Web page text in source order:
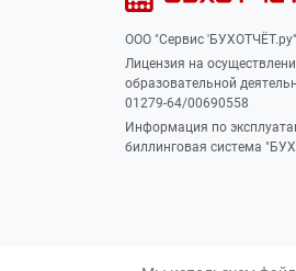
ООО "Сервис
Лицензия на
образовательной
01279-64/00690558
Информация по
биллинговая система